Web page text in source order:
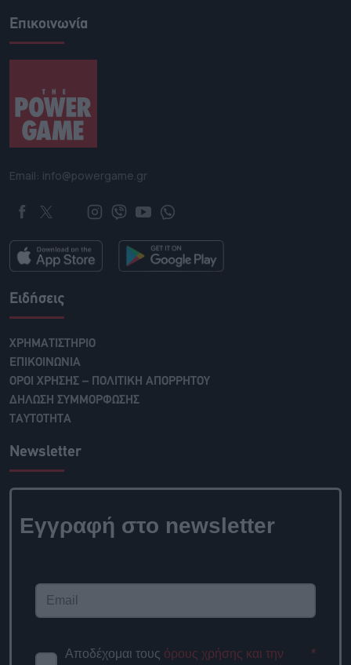
Επικοινωνία
Email: info@powergame.gr
Ειδήσεις
ΧΡΗΜΑΤΙΣΤΗΡΙΟ
ΕΠΙΚΟΙΝΩΝΙΑ
ΟΡΟΙ ΧΡΗΣΗΣ – ΠΟΛΙΤΙΚΗ ΑΠΟΡΡΗΤΟΥ
ΔΗΛΩΣΗ ΣΥΜΜΟΡΦΩΣΗΣ
ΤΑΥΤΟΤΗΤΑ
Newsletter
Εγγραφή στο newsletter
Αποδέχομαι τους όρους χρήσης και την *